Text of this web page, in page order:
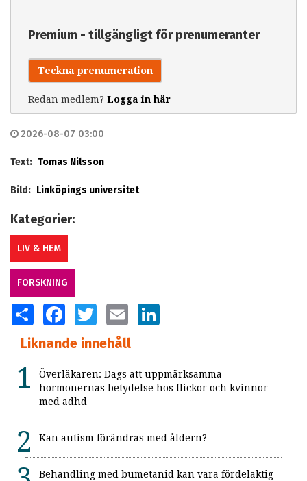
Premium - tillgängligt för prenumeranter
Teckna prenumeration
Redan medlem? Logga in här
2026-08-07 03:00
Text: Tomas Nilsson
Bild: Linköpings universitet
Kategorier:
LIV & HEM
FORSKNING
SHARE FACEBOOKTWITTER EMAIL
Liknande innehåll
Överläkaren: Dags att uppmärksamma
hormonernas betydelse hos flickor och kvinnor
med adhd
Kan autism förändras med åldern?
Behandling med bumetanid kan vara fördelaktig